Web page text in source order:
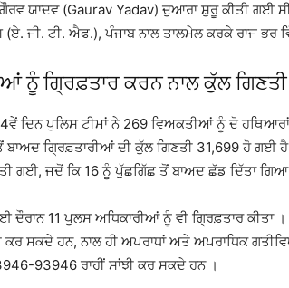
ਗੌਰਵ ਯਾਦਵ (Gaurav Yadav) ਦੁਆਰਾ ਸ਼ੁਰੂ ਕੀਤੀ ਗਈ
ਜੀ. ਟੀ. ਐਫ.), ਪੰਜਾਬ ਨਾਲ ਤਾਲਮੇਲ ਕਰਕੇ ਰਾਜ ਭਰ
ਨੂੰ ਗ੍ਰਿਫ਼ਤਾਰ ਕਰਨ ਨਾਲ ਕੁੱਲ
ਦਿਨ ਪੁਲਿਸ ਟੀਮਾਂ ਨੇ 269 ਵਿਅਕਤੀਆਂ ਨੂੰ ਦੋ
ਬਾਅਦ ਗ੍ਰਿਫ਼ਤਾਰੀਆਂ ਦੀ ਕੁੱਲ ਗਿਣਤੀ 31,699 ਹੋ ਗਈ
ਗਈ, ਜਦੋਂ ਕਿ 16 ਨੂੰ ਪੁੱਛਗਿੱਛ ਤੋਂ ਬਾਅਦ ਛੱਡ ਦਿੱਤਾ
ਦੌਰਾਨ 11 ਪੁਲਸ ਅਧਿਕਾਰੀਆਂ ਨੂੰ ਵੀ ਗ੍ਰਿਫ਼ਤਾਰ
ਕਰ ਸਕਦੇ ਹਨ, ਨਾਲ ਹੀ ਅਪਰਾਧਾਂ ਅਤੇ ਅਪਰਾਧਿਕ
93946 ਰਾਹੀਂ ਸਾਂਝੀ ਕਰ ਸਕਦੇ ਹਨ ।